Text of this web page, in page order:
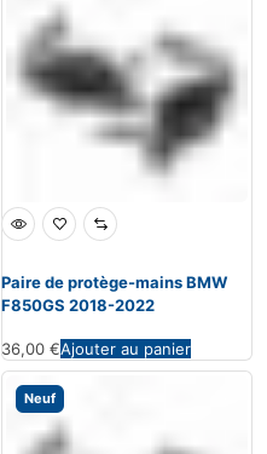
Paire de protège-mains BMW
F850GS 2018-2022
36,00 €Ajouter au panier
Neuf